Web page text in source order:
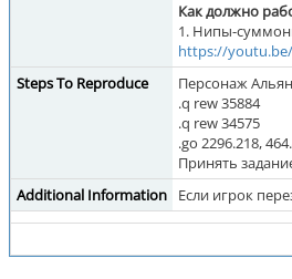
Как должно
1. Нипы-
https://youtu.be/
Steps To Reproduce
Персонаж
.q rew 35884
.q rew 34575
.go 2296.218,
Принять
Additional Information
Если игрок